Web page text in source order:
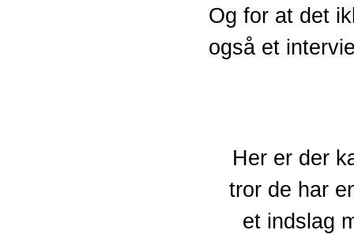
Og for at det
også et
Her er der
tror de har
et indslag